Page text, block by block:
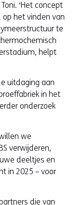
‘Het concept
op het vinden van
te
helpt
uitdaging aan
in het
onderzoek
we
verwijderen,
deeltjes en
in 2025 – voor
die van